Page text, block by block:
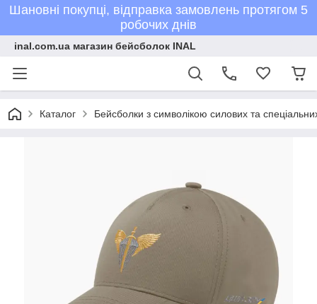
Шановні покупці, відправка замовлень протягом 5
робочих днів
inal.com.ua магазин бейсболок INAL
Каталог Бейсболки з символікою силових та